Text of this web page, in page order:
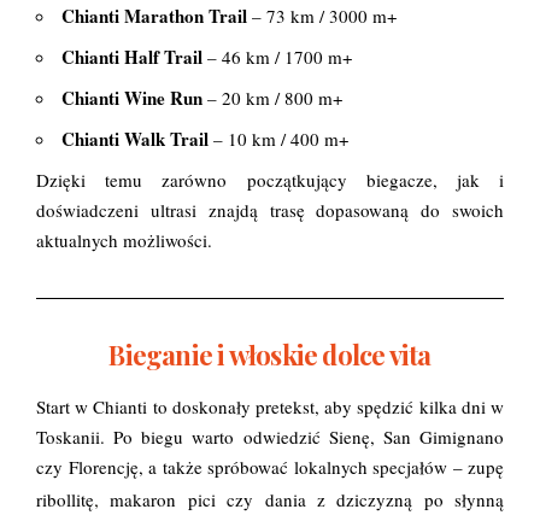
Chianti Marathon Trail – 73 km / 3000 m+
Chianti Half Trail – 46 km / 1700 m+
Chianti Wine Run – 20 km / 800 m+
Chianti Walk Trail – 10 km / 400 m+
Dzięki temu zarówno początkujący biegacze, jak i
doświadczeni ultrasi znajdą trasę dopasowaną do swoich
aktualnych możliwości.
Bieganie i włoskie dolce vita
Start w Chianti to doskonały pretekst, aby spędzić kilka dni w
Toskanii. Po biegu warto odwiedzić Sienę, San Gimignano
czy Florencję, a także spróbować lokalnych specjałów – zupę
ribollitę, makaron pici czy dania z dziczyzną po słynną